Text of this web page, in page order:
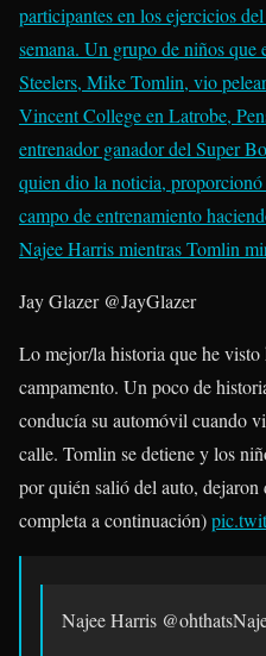
participantes en los ejercicios
semana. Un grupo de niños que
Steelers, Mike Tomlin, vio
Vincent College en Latrobe,
entrenador ganador del Super
quien dio la noticia,
campo de entrenamiento
Najee Harris mientras Tomlin
Jay Glazer @JayGlazer
Lo mejor/la historia que he visto
campamento. Un poco de
conducía su automóvil cuando
calle. Tomlin se detiene y los
por quién salió del auto, dejaron
completa a continuación)
Najee Harris